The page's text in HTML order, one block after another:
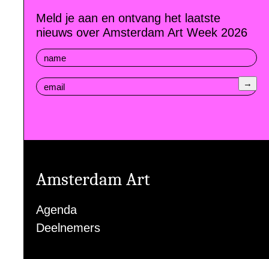
Meld je aan en ontvang het laatste
nieuws over Amsterdam Art Week 2026
→
Amsterdam Art
Agenda
Deelnemers